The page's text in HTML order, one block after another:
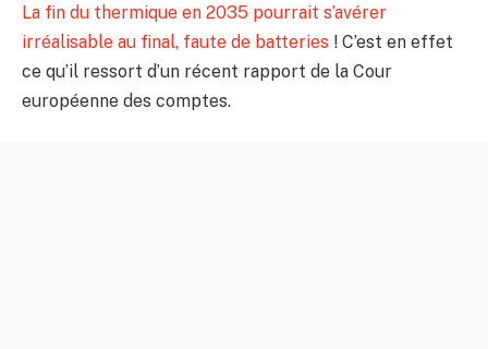
La fin du thermique en 2035 pourrait s’avérer
irréalisable au final, faute de batteries ! C’est en effet
ce qu’il ressort d’un récent rapport de la Cour
européenne des comptes.